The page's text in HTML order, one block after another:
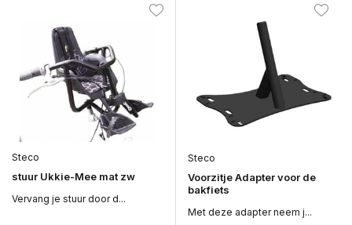
Steco
stuur Ukkie-Mee mat zw
Vervang je stuur door d...
Steco
Voorzitje Adapter voor de
bakfiets
Met deze adapter neem j...